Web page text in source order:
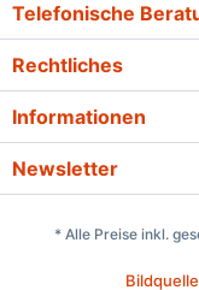
Telefonische
Rechtliches
Informationen
Newsletter
* Alle Preise inkl.